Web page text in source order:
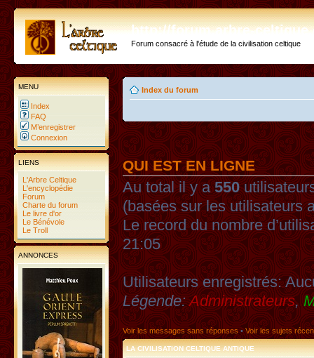
http://forum.arbre-
Forum consacré à l'étude de la civilisation celtique
MENU
Index
FAQ
M’enregistrer
Connexion
LIENS
L'Arbre Celtique
L'encyclopédie
Forum
Charte du forum
Le livre d'or
Le Bénévole
Le Troll
ANNONCES
Index du forum
QUI EST EN LIGNE
Au total il y a550
(basées sur les utilisateurs
Le record du nombre
21:05
Utilisateurs enregistrés:
Légende:Administrateurs,
Voir les messages sans réponses•Voir les sujets
LA CIVILISATION CELTIQUE ANTIQUE